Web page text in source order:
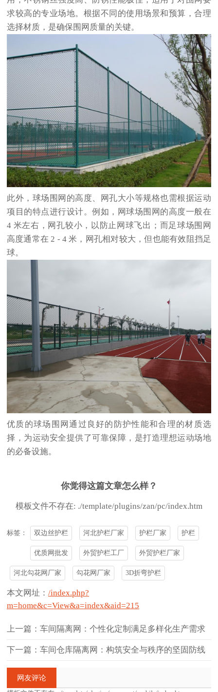
求较高的专业场地。根据不同的使用场景和预算，合理
选择材质，是确保围网质量的关键。
此外，球场围网的高度、网孔大小等规格也需根据运动
项目的特点进行设计。例如，网球场围网的高度一般在
4 米左右，网孔较小，以防止网球飞出；而足球场围网
高度通常在 2 - 4 米，网孔相对较大，但也能有效阻挡足
球。
优质的球场围网通过良好的防护性能和合理的材质选
择，为运动安全提供了可靠保障，是打造理想运动场地
的必备设施。
你觉得这篇文章怎么样？
模板文件不存在: ./template/plugins/zan/pc/index.htm
标签： 双边丝护栏 河北护栏厂家 护栏厂家 护栏
优质网批发 外贸护栏工厂 外贸护栏厂家
河北勾花网厂家 勾花网厂家 3D折弯护栏
本文网址： /index.php?
m=home&c=View&a=index&aid=215
上一篇：车间隔离网：个性化定制满足多样化生产需求
下一篇：车间仓库隔离网：构筑安全与秩序的坚固防线
网友评论